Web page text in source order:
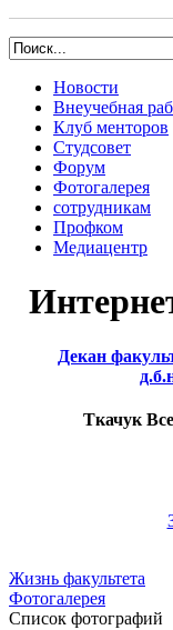
Новости
Внеучебная
Клуб менторов
Студсовет
Форум
Фотогалерея
сотрудникам
Профком
Медиацентр
Декан
Ткачук
Жизнь факультета
Фотогалерея
Список фотографий